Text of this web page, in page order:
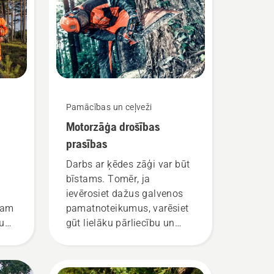
Pamācības un ceļveži
Motorzāģa drošības
prasības
Darbs ar ķēdes zāģi var būt
bīstams. Tomēr, ja
ievērosiet dažus galvenos
pamatnoteikumus, varēsiet
gūt lielāku pārliecību un